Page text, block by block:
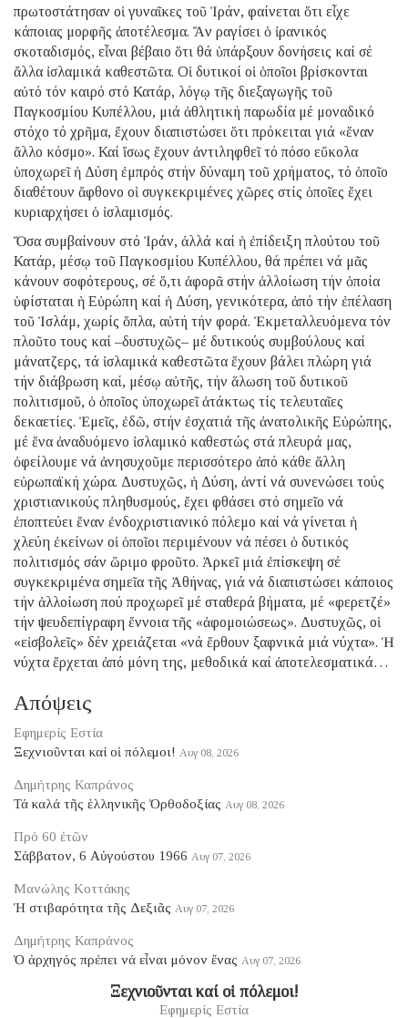
πρωτοστάτησαν οἱ γυναῖκες τοῦ Ἰράν, φαίνεται ὅτι εἶχε
κάποιας μορφῆς ἀποτέλεσμα. Ἄν ραγίσει ὁ ἰρανικός
σκοταδισμός, εἶναι βέβαιο ὅτι θά ὑπάρξουν δονήσεις καί σέ
ἄλλα ἰσλαμικά καθεστῶτα. Οἱ δυτικοί οἱ ὁποῖοι βρίσκονται
αὐτό τόν καιρό στό Κατάρ, λόγῳ τῆς διεξαγωγῆς τοῦ
Παγκοσμίου Κυπέλλου, μιά ἀθλητική παρωδία μέ μοναδικό
στόχο τό χρῆμα, ἔχουν διαπιστώσει ὅτι πρόκειται γιά «ἕναν
ἄλλο κόσμο». Καί ἴσως ἔχουν ἀντιληφθεῖ τό πόσο εὔκολα
ὑποχωρεῖ ἡ Δύση ἐμπρός στήν δύναμη τοῦ χρήματος, τό ὁποῖο
διαθέτουν ἄφθονο οἱ συγκεκριμένες χῶρες στίς ὁποῖες ἔχει
κυριαρχήσει ὁ ἰσλαμισμός.
Ὅσα συμβαίνουν στό Ἰράν, ἀλλά καί ἡ ἐπίδειξη πλούτου τοῦ
Κατάρ, μέσῳ τοῦ Παγκοσμίου Κυπέλλου, θά πρέπει νά μᾶς
κάνουν σοφότερους, σέ ὅ,τι ἀφορᾶ στήν ἀλλοίωση τήν ὁποία
ὑφίσταται ἡ Εὐρώπη καί ἡ Δύση, γενικότερα, ἀπό τήν ἐπέλαση
τοῦ Ἰσλάμ, χωρίς ὅπλα, αὐτή τήν φορά. Ἐκμεταλλευόμενα τόν
πλοῦτο τους καί –δυστυχῶς– μέ δυτικούς συμβούλους καί
μάνατζερς, τά ἰσλαμικά καθεστῶτα ἔχουν βάλει πλώρη γιά
τήν διάβρωση καί, μέσῳ αὐτῆς, τήν ἅλωση τοῦ δυτικοῦ
πολιτισμοῦ, ὁ ὁποῖος ὑποχωρεῖ ἀτάκτως τίς τελευταῖες
δεκαετίες. Ἐμεῖς, ἐδῶ, στήν ἐσχατιά τῆς ἀνατολικῆς Εὐρώπης,
μέ ἕνα ἀναδυόμενο ἰσλαμικό καθεστώς στά πλευρά μας,
ὀφείλουμε νά ἀνησυχοῦμε περισσότερο ἀπό κάθε ἄλλη
εὐρωπαϊκή χώρα. Δυστυχῶς, ἡ Δύση, ἀντί νά συνενώσει τούς
χριστιανικούς πληθυσμούς, ἔχει φθάσει στό σημεῖο νά
ἐποπτεύει ἕναν ἐνδοχριστιανικό πόλεμο καί νά γίνεται ἡ
χλεύη ἐκείνων οἱ ὁποῖοι περιμένουν νά πέσει ὁ δυτικός
πολιτισμός σάν ὥριμο φροῦτο. Ἀρκεῖ μιά ἐπίσκεψη σέ
συγκεκριμένα σημεῖα τῆς Ἀθήνας, γιά νά διαπιστώσει κάποιος
τήν ἀλλοίωση πού προχωρεῖ μέ σταθερά βήματα, μέ «φερετζέ»
τήν ψευδεπίγραφη ἔννοια τῆς «ἀφομοιώσεως». Δυστυχῶς, οἱ
«εἰσβολεῖς» δέν χρειάζεται «νά ἔρθουν ξαφνικά μιά νύχτα». Ἡ
νύχτα ἔρχεται ἀπό μόνη της, μεθοδικά καί ἀποτελεσματικά…
Απόψεις
Εφημερίς Εστία
Ξεχνιοῦνται καί οἱ πόλεμοι! Αυγ 08, 2026
Δημήτρης Καπράνος
Τά καλά τῆς ἑλληνικῆς Ὀρθοδοξίας Αυγ 08, 2026
Πρό 60 ἐτῶν
Σάββατον, 6 Αὐγούστου 1966 Αυγ 07, 2026
Μανώλης Κοττάκης
Ἡ στιβαρότητα τῆς Δεξιᾶς Αυγ 07, 2026
Δημήτρης Καπράνος
Ὁ ἀρχηγός πρέπει νά εἶναι μόνον ἕνας Αυγ 07, 2026
Ξεχνιοῦνται καί οἱ πόλεμοι!
Εφημερίς Εστία